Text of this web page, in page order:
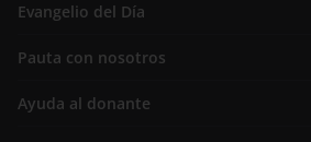
Evangelio del Día
Pauta con nosotros
Ayuda al donante